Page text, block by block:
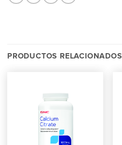
PRODUCTOS RELACIONADOS